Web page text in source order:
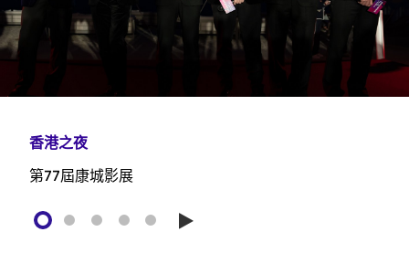
香港之夜
第77屆康城影展
首部劇情電影計劃
電影製作融資計劃(放寬版)
電影製作融資計劃